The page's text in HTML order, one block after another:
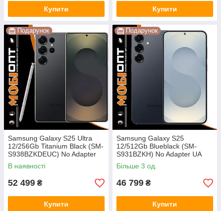
Купити Купити
Подарунок
Samsung Galaxy S25 Ultra
12/256Gb Titanium Black (SM-
S938BZKDEUC) No Adapter
UA UCRF
В наявності
52 499 ₴
Купити
Подарунок
Samsung Galaxy S25
12/512Gb Blueblack (SM-
S931BZKH) No Adapter UA
UCRF
Більше 3 од.
46 799 ₴
Купити